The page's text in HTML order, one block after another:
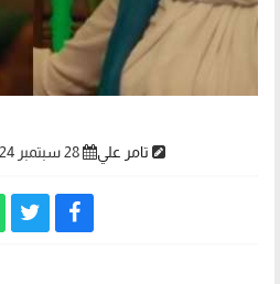
تامر علي 28 سبتمبر 2024 | 01:48 مساءً